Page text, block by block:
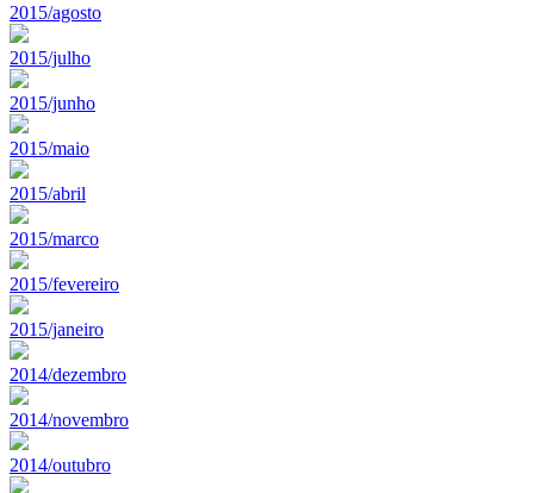
2015/agosto
2015/julho
2015/junho
2015/maio
2015/abril
2015/marco
2015/fevereiro
2015/janeiro
2014/dezembro
2014/novembro
2014/outubro